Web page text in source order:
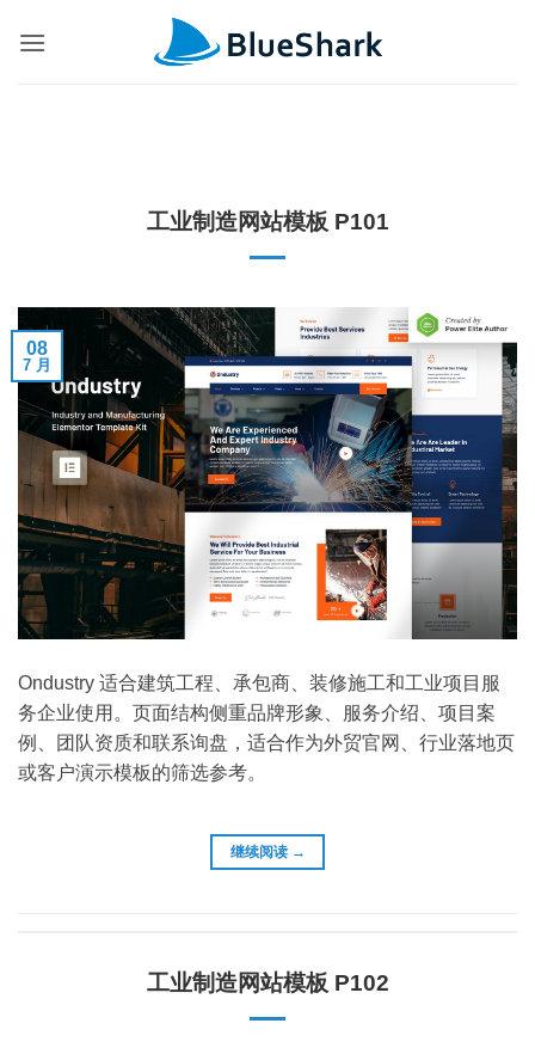
工业制造网站模板 P101
08
7 月
Ondustry 适合建筑工程、承包商、装修施工和工业项目服
务企业使用。页面结构侧重品牌形象、服务介绍、项目案
例、团队资质和联系询盘，适合作为外贸官网、行业落地页
或客户演示模板的筛选参考。
继续阅读 →
工业制造网站模板 P102